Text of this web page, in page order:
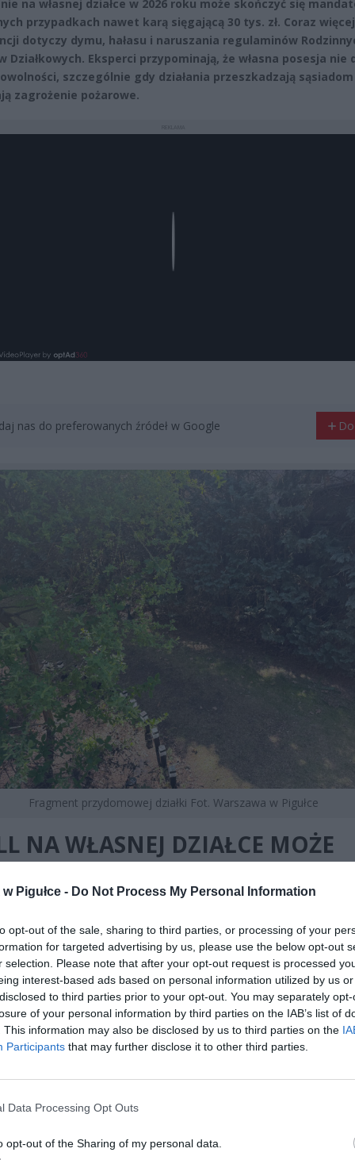
Pigułce - Do Not Process My Personal Information
opt-out of the sale, sharing to third parties, or processing of your
for targeted advertising by us, please use the below opt-out
selection. Please note that after your opt-out request is processed
interest-based ads based on personal information utilized by us
to third parties prior to your opt-out. You may separately
of your personal information by third parties on the IAB’s list of
This information may also be disclosed by us to third parties on the
Participants that may further disclose it to other third parties.
Data Processing Opt Outs
opt-out of the Sharing of my personal data.
na własnej działce w 2026 roku może skończyć się
przypadkach nawet karą sięgającą 30 tys. zł. Coraz więcej
dotyczy dymu, hałasu i naruszania regulaminów
Działkowych. Eksperci przypominają, że własna posesja nie
szczególnie gdy działania przeszkadzają
zagrożenie pożarowe.
nas do preferowanych źródeł w Google
Fragment przydomowej działki Fot. Warszawa w Pigułce
NA WŁASNEJ DZIAŁCE MOŻE
SĄ BARDZIEJ
ad